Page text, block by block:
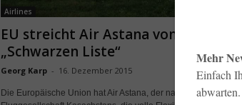
Airlines
EU streicht Air Astana von der
„Schwarzen Liste“
Georg Karp - 16. Dezember 2015 1
Die Europäische Union hat Air Astana, der nationalen